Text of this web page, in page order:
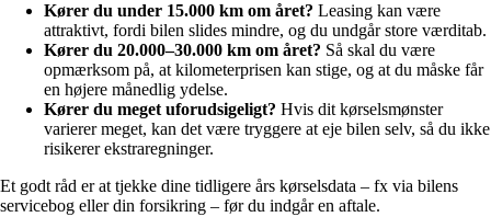
Kører du under 15.000 km om året? Leasing kan være
attraktivt, fordi bilen slides mindre, og du undgår store værditab.
Kører du 20.000–30.000 km om året? Så skal du være
opmærksom på, at kilometerprisen kan stige, og at du måske får
en højere månedlig ydelse.
Kører du meget uforudsigeligt? Hvis dit kørselsmønster
varierer meget, kan det være tryggere at eje bilen selv, så du ikke
risikerer ekstraregninger.
Et godt råd er at tjekke dine tidligere års kørselsdata – fx via bilens
servicebog eller din forsikring – før du indgår en aftale.